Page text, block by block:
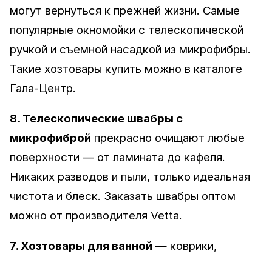
могут вернуться к прежней жизни. Самые
популярные окномойки с телескопической
ручкой и съемной насадкой из микрофибры.
Такие хозтовары купить можно в каталоге
Гала-Центр.
8. Телескопические швабры с
микрофиброй прекрасно очищают любые
поверхности — от ламината до кафеля.
Никаких разводов и пыли, только идеальная
чистота и блеск. Заказать швабры оптом
можно от производителя Vetta.
7. Хозтовары для ванной — коврики,